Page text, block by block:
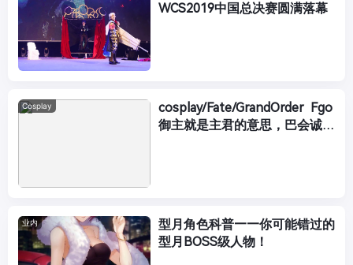
WCS2019中国总决赛圆满落幕
Cosplay
cosplay/Fate/GrandOrder Fgo
御主就是主君的意思，巴会诚挚
业内
型月角色科普——你可能错过的
型月BOSS级人物！